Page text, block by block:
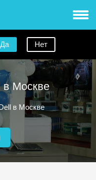
Да Нет
Москве
в Москве